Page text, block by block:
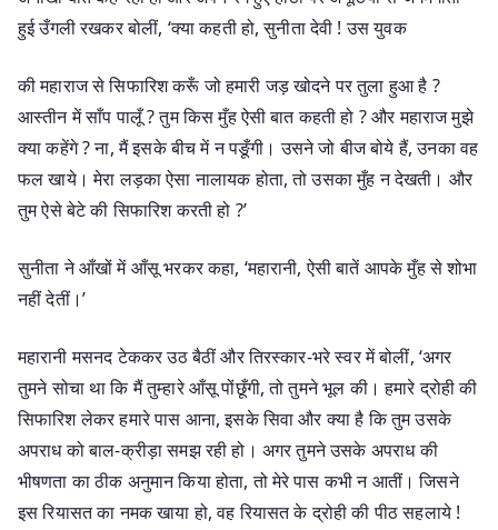
हुई उँगली रखकर बोलीं, ‘क्या कहती हो, सुनीता देवी ! उस युवक
की महाराज से सिफारिश करूँ जो हमारी जड़ खोदने पर तुला हुआ है ?
आस्तीन में साँप पालूँ ? तुम किस मुँह ऐसी बात कहती हो ? और महाराज मुझे
क्या कहेंगे ? ना, मैं इसके बीच में न पङूँगी। उसने जो बीज बोये हैं, उनका वह
फल खाये। मेरा लड़का ऐसा नालायक होता, तो उसका मुँह न देखती। और
तुम ऐसे बेटे की सिफारिश करती हो ?’
सुनीता ने आँखों में आँसू भरकर कहा, ‘महारानी, ऐसी बातें आपके मुँह से शोभा
नहीं देतीं।’
महारानी मसनद टेककर उठ बैठीं और तिरस्कार-भरे स्वर में बोलीं, ‘अगर
तुमने सोचा था कि मैं तुम्हारे आँसू पोंछूँगी, तो तुमने भूल की। हमारे द्रोही की
सिफारिश लेकर हमारे पास आना, इसके सिवा और क्या है कि तुम उसके
अपराध को बाल-क्रीड़ा समझ रही हो। अगर तुमने उसके अपराध की
भीषणता का ठीक अनुमान किया होता, तो मेरे पास कभी न आतीं। जिसने
इस रियासत का नमक खाया हो, वह रियासत के द्रोही की पीठ सहलाये !